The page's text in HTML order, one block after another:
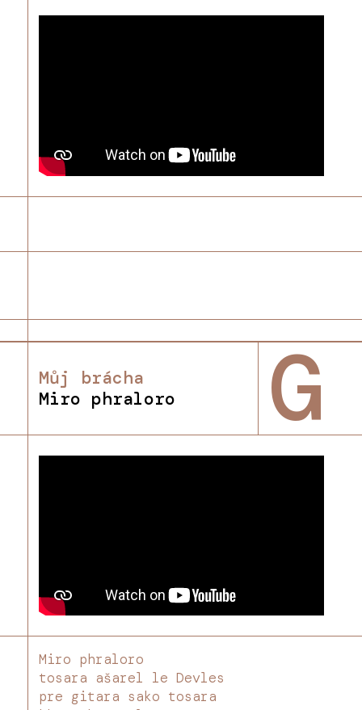
Můj brácha
Miro phraloro
G
Miro phraloro
tosara ašarel le Devles
pre gitara sako tosara